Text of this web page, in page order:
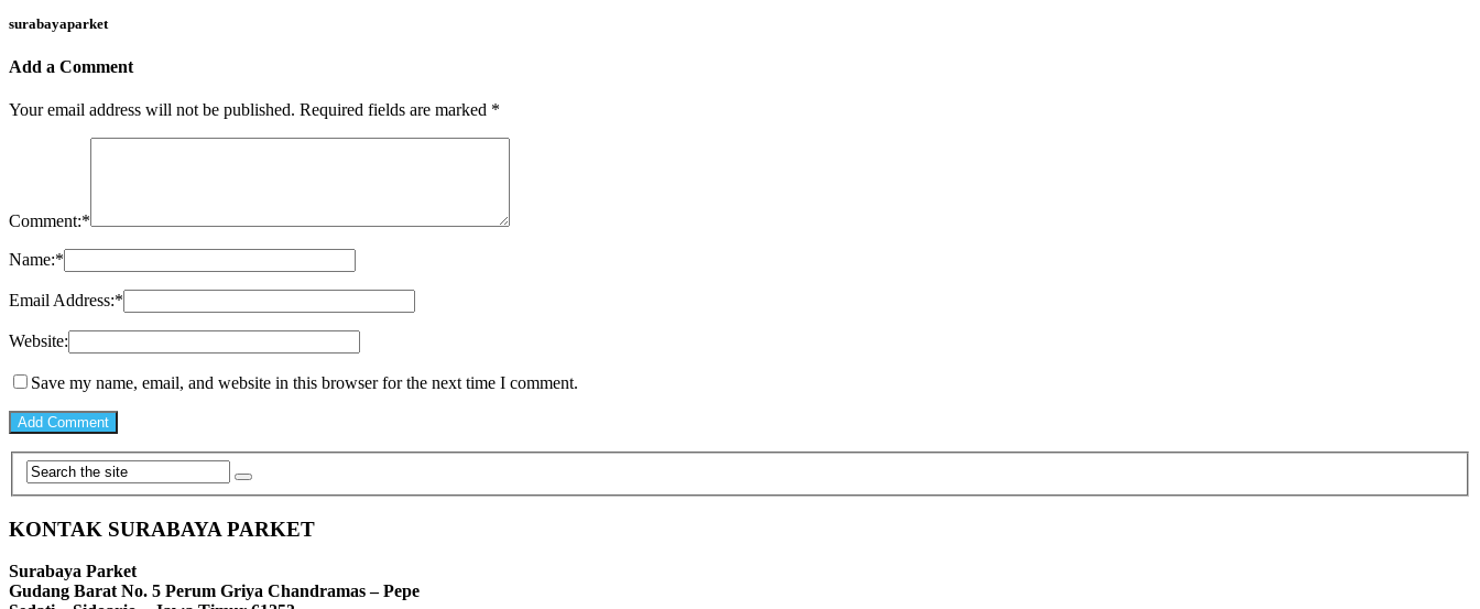
surabayaparket
Add a Comment
Your email address will not be published. Required fields are marked *
Comment:*
Name:*
Email Address:*
Website:
Save my name, email, and website in this browser for the next time I comment.
KONTAK SURABAYA PARKET
Surabaya Parket
Gudang Barat No. 5 Perum Griya Chandramas – Pepe